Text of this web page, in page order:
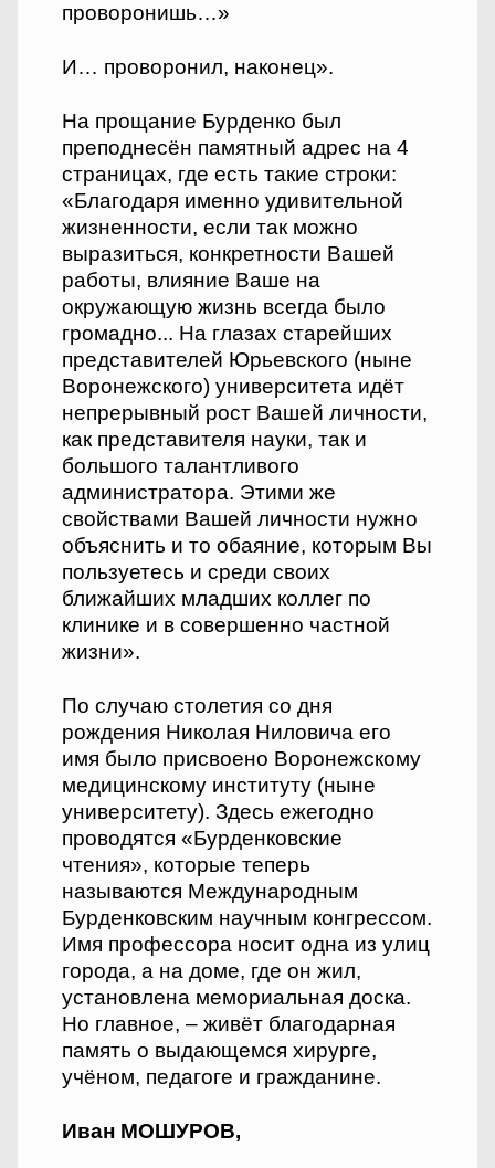
проворонишь…»
И… проворонил, наконец».
На прощание Бурденко был
преподнесён памятный адрес на 4
страницах, где есть такие строки:
«Благодаря именно удивительной
жизненности, если так можно
выразиться, конкретности Вашей
работы, влияние Ваше на
окружающую жизнь всегда было
громадно... На глазах старейших
представителей Юрьевского (ныне
Воронежского) университета идёт
непрерывный рост Вашей личности,
как представителя науки, так и
большого талантливого
администратора. Этими же
свойствами Вашей личности нужно
объяснить и то обаяние, которым Вы
пользуетесь и среди своих
ближайших младших коллег по
клинике и в совершенно частной
жизни».
По случаю столетия со дня
рождения Николая Ниловича его
имя было присвоено Воронежскому
медицинскому институту (ныне
университету). Здесь ежегодно
проводятся «Бурденковские
чтения», которые теперь
называются Международным
Бурденковским научным конгрессом.
Имя профессора носит одна из улиц
города, а на доме, где он жил,
установлена мемориальная доска.
Но главное, – живёт благодарная
память о выдающемся хирурге,
учёном, педагоге и гражданине.
Иван МОШУРОВ,